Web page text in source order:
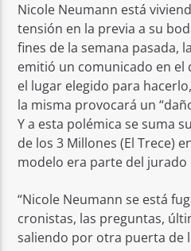
Nicole Neumann está
tensión en la previa a su
fines de la semana pasada,
emitió un comunicado en el
el lugar elegido para
la misma provocará un
Y a esta polémica se suma
de los 3 Millones (El Trece)
modelo era parte del jurado
“Nicole Neumann se está
cronistas, las preguntas,
saliendo por otra puerta de